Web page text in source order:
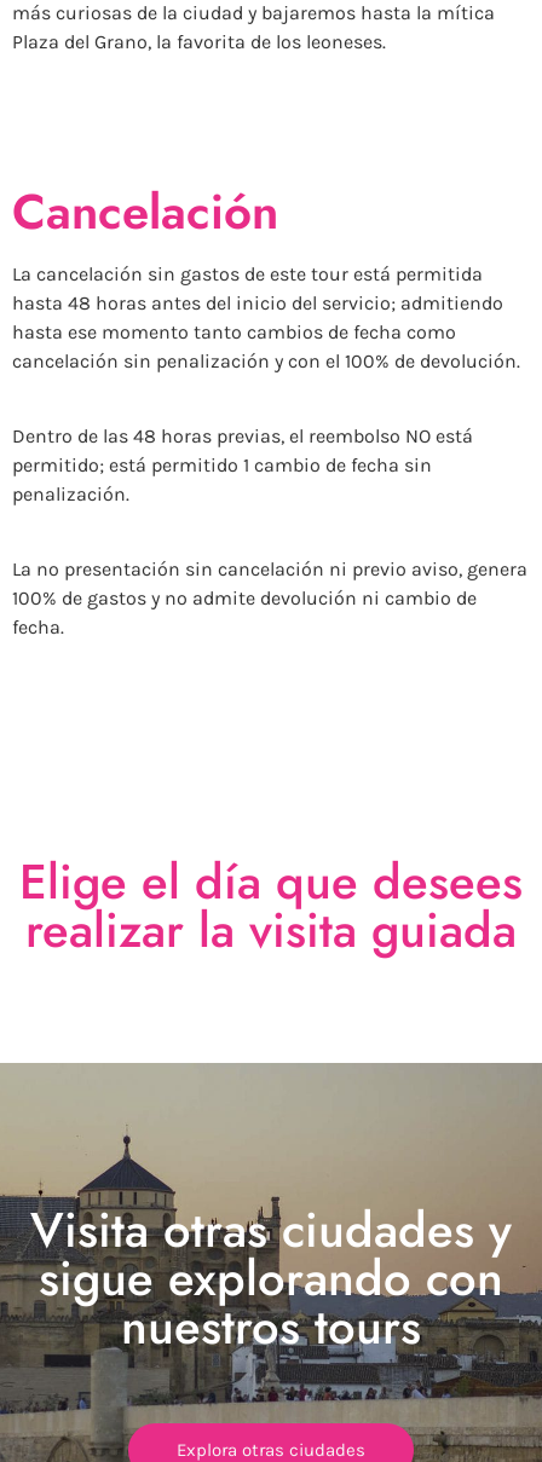
más curiosas de la ciudad y bajaremos hasta la mítica
Plaza del Grano, la favorita de los leoneses.
Cancelación
La cancelación sin gastos de este tour está permitida
hasta 48 horas antes del inicio del servicio; admitiendo
hasta ese momento tanto cambios de fecha como
cancelación sin penalización y con el 100% de devolución.
Dentro de las 48 horas previas, el reembolso NO está
permitido; está permitido 1 cambio de fecha sin
penalización.
La no presentación sin cancelación ni previo aviso, genera
100% de gastos y no admite devolución ni cambio de
fecha.
Elige el día que desees
realizar la visita guiada
Visita otras ciudades y
sigue explorando con
nuestros tours
Explora otras ciudades